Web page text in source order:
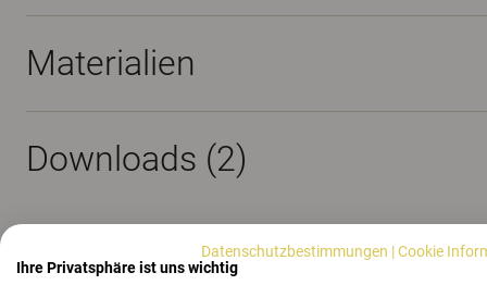
Materialien
Downloads (2)
Datenschutzbestimmungen |Cookie
Ihre Privatsphäre ist uns wichtig